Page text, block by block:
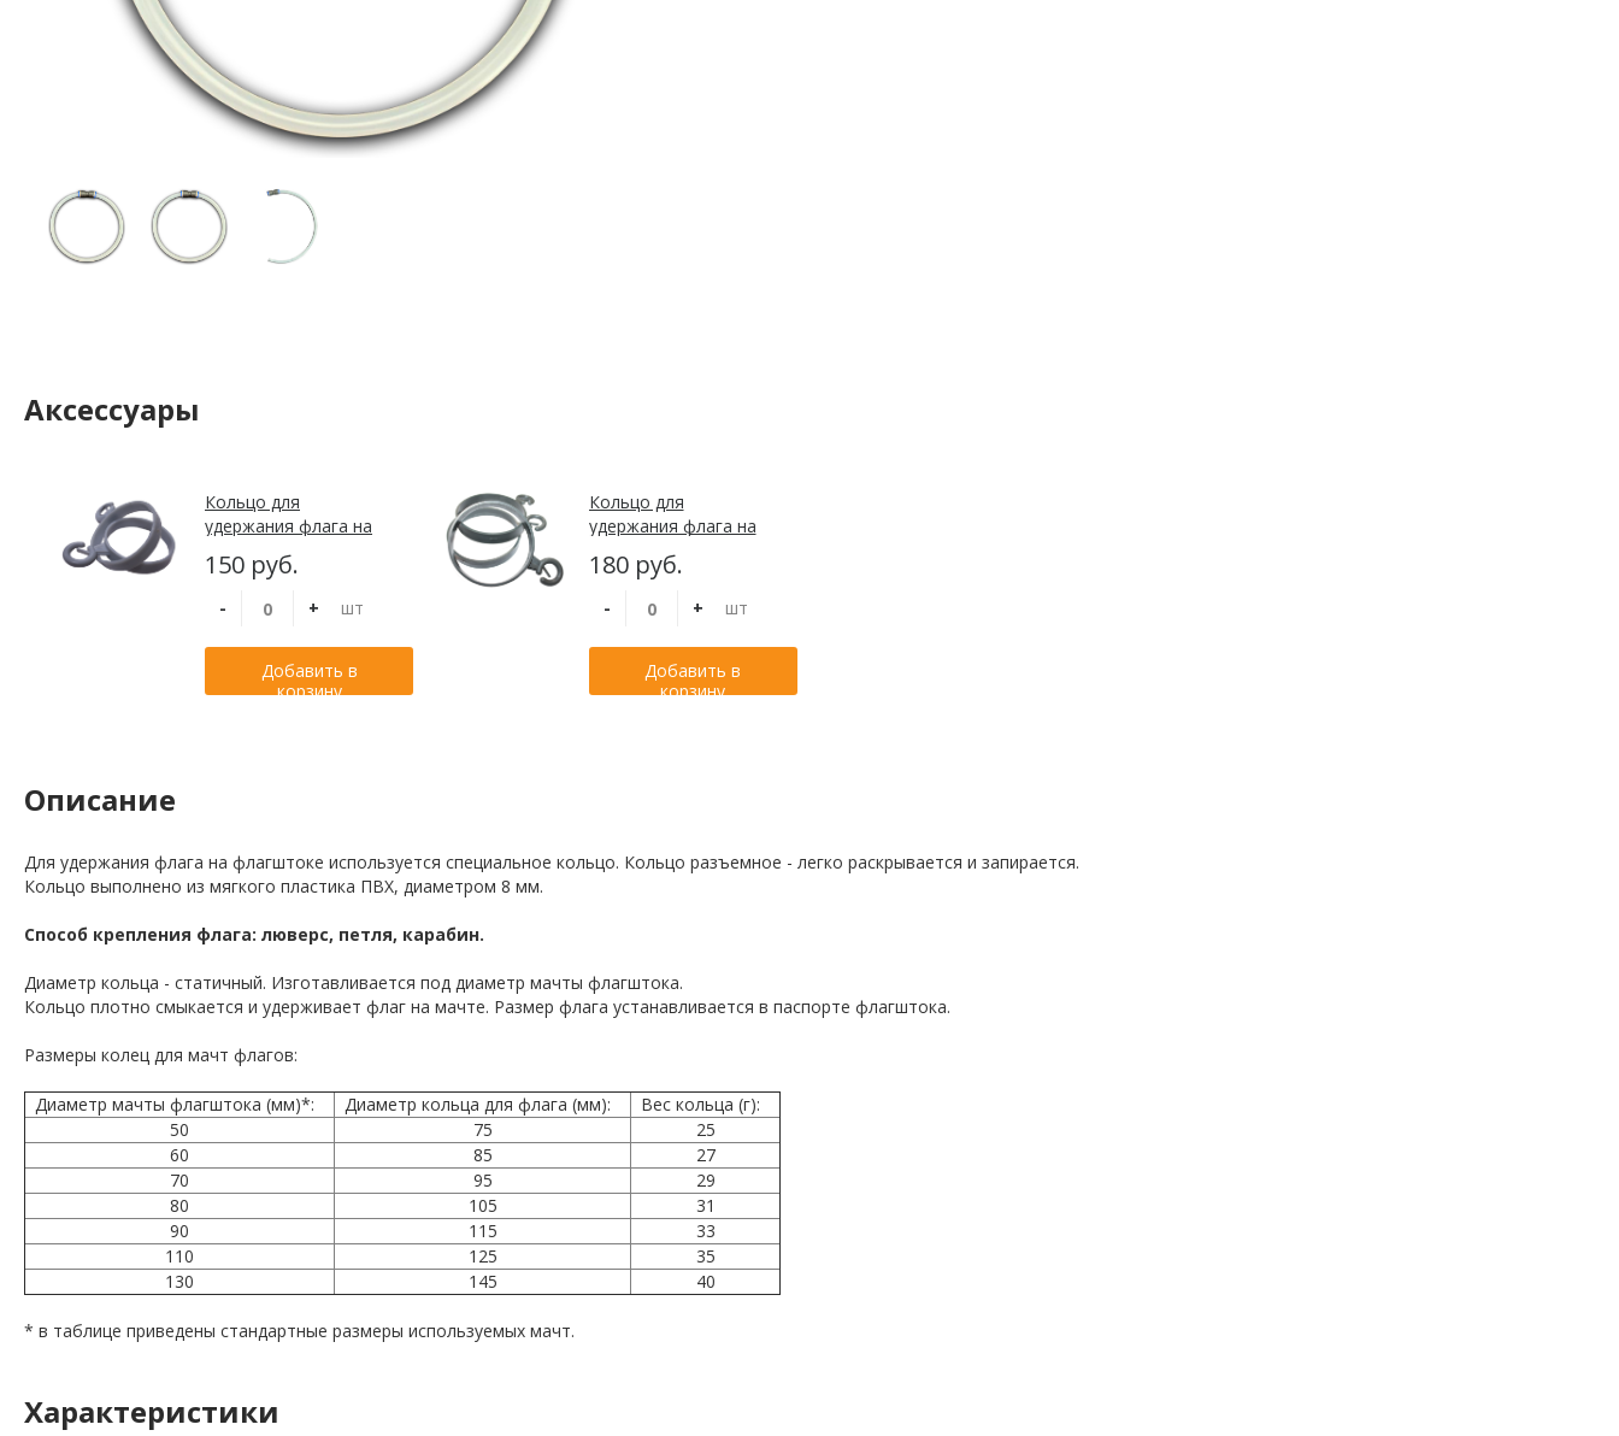
Аксессуары
Кольцо для
удержания флага на
флагштоке с древком
диаметром до 55 мм
150 руб.
- + шт
Добавить в
корзину
Кольцо для
удержания флага на
флагшток с древком
диаметром до 75 мм
180 руб.
- + шт
Добавить в
корзину
Описание
Для удержания флага на флагштоке используется специальное кольцо. Кольцо разъемное - легко раскрывается и запирается.
Кольцо выполнено из мягкого пластика ПВХ, диаметром 8 мм.
Способ крепления флага: люверс, петля, карабин.
Диаметр кольца - статичный. Изготавливается под диаметр мачты флагштока.
Кольцо плотно смыкается и удерживает флаг на мачте. Размер флага устанавливается в паспорте флагштока.
Размеры колец для мачт флагов:
Диаметр мачты флагштока (мм)*: Диаметр кольца для флага (мм):
Вес кольца (г):
50
75
25
60
85
27
70
95
29
80
105
31
90
115
33
110
125
35
130
145 40
* в таблице приведены стандартные размеры используемых мачт.
Характеристики